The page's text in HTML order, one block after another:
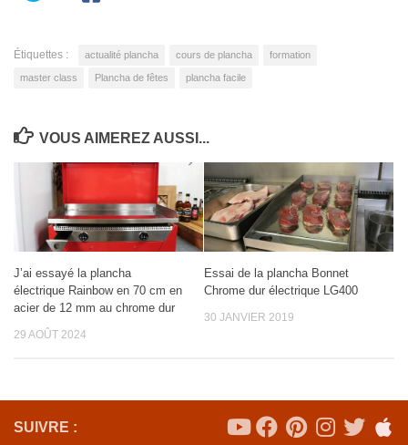
Étiquettes : actualité plancha cours de plancha formation
master class Plancha de fêtes plancha facile
VOUS AIMEREZ AUSSI...
J’ai essayé la plancha
électrique Rainbow en 70 cm en
acier de 12 mm au chrome dur
29 AOÛT 2024
Essai de la plancha Bonnet
Chrome dur électrique LG400
30 JANVIER 2019
SUIVRE :